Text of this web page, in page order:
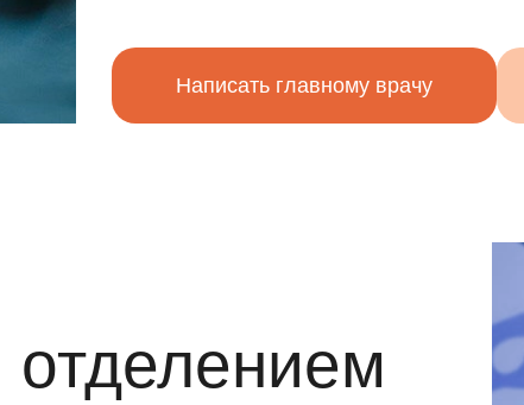
Написать главному врачу